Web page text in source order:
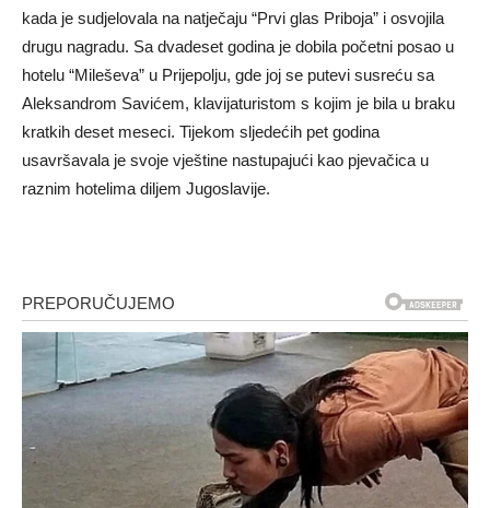
kada je sudjelovala na natječaju “Prvi glas Priboja” i osvojila
drugu nagradu. Sa dvadeset godina je dobila početni posao u
hotelu “Mileševa” u Prijepolju, gde joj se putevi susreću sa
Aleksandrom Savićem, klavijaturistom s kojim je bila u braku
kratkih deset meseci. Tijekom sljedećih pet godina
usavršavala je svoje vještine nastupajući kao pjevačica u
raznim hotelima diljem Jugoslavije.